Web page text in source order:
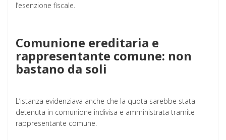
l’esenzione fiscale.
Comunione ereditaria e
rappresentante comune: non
bastano da soli
L’istanza evidenziava anche che la quota sarebbe stata
detenuta in comunione indivisa e amministrata tramite
rappresentante comune.